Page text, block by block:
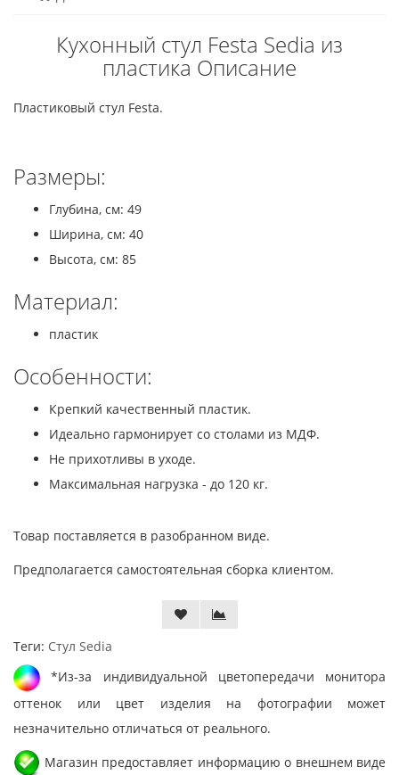
Кухонный стул Festa Sedia из
пластика Описание
Пластиковый стул Festa.
Размеры:
Глубина, см: 49
Ширина, см: 40
Высота, см: 85
Материал:
пластик
Особенности:
Крепкий качественный пластик.
Идеально гармонирует со столами из МДФ.
Не прихотливы в уходе.
Максимальная нагрузка - до 120 кг.
Товар поставляется в разобранном виде.
Предполагается самостоятельная сборка клиентом.
Теги: Стул Sedia
*Из-за индивидуальной цветопередачи монитора
оттенок или цвет изделия на фотографии может
незначительно отличаться от реального.
Магазин предоставляет информацию о внешнем виде